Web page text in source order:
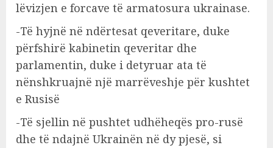
lëvizjen e forcave të armatosura ukrainase.
-Të hyjnë në ndërtesat qeveritare, duke
përfshirë kabinetin qeveritar dhe
parlamentin, duke i detyruar ata të
nënshkruajnë një marrëveshje për kushtet
e Rusisë
-Të sjellin në pushtet udhëheqës pro-rusë
dhe të ndajnë Ukrainën në dy pjesë, si